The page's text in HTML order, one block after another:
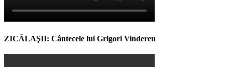
ZICĂLAŞII: Cântecele lui Grigori Vindereu